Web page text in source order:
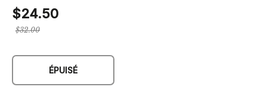
$24.50
Prix
$32.00
ÉPUISÉ